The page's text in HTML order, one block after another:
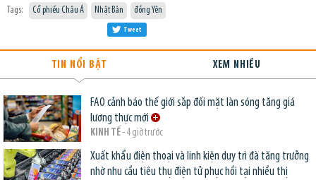
Tags: Cổ phiếu Châu Á Nhật Bản đồng Yên
Tweet
TIN NỔI BẬT XEM NHIỀU
FAO cảnh báo thế giới sắp đối mặt làn sóng tăng giá
lương thực mới
KINH TẾ- 4 giờ trước
Xuất khẩu điện thoại và linh kiện duy trì đà tăng trưởng
nhờ nhu cầu tiêu thụ điện tử phục hồi tại nhiều thị